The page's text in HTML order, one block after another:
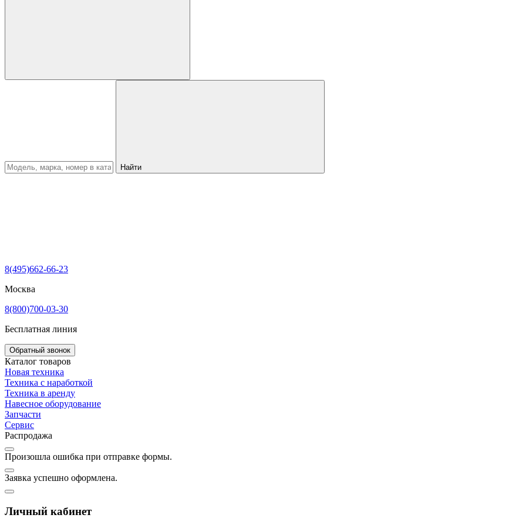
Найти
8(495)662-66-23
Москва
8(800)700-03-30
Бесплатная линия
Обратный звонок
Каталог товаров
Новая техника
Техника с наработкой
Техника в аренду
Навесное оборудование
Запчасти
Сервис
Распродажа
Произошла ошибка при отправке формы.
Заявка успешно оформлена.
Личный кабинет